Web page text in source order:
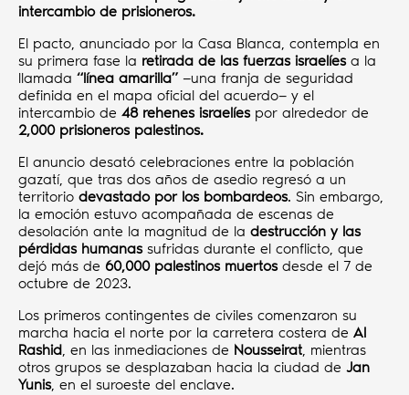
intercambio de prisioneros.
El pacto, anunciado por la Casa Blanca, contempla en
su primera fase la retirada de las fuerzas israelíes a la
llamada “línea amarilla” —una franja de seguridad
definida en el mapa oficial del acuerdo— y el
intercambio de 48 rehenes israelíespor alrededor de
2,000 prisioneros palestinos.
El anuncio desató celebraciones entre la población
gazatí, que tras dos años de asedio regresó a un
territorio devastado por los bombardeos. Sin embargo,
la emoción estuvo acompañada de escenas de
desolación ante la magnitud de la destrucción y las
pérdidas humanassufridas durante el conflicto, que
dejó más de 60,000 palestinos muertos desde el 7 de
octubre de 2023.
Los primeros contingentes de civiles comenzaron su
marcha hacia el norte por la carretera costera de Al
Rashid, en las inmediaciones de Nousseirat, mientras
otros grupos se desplazaban hacia la ciudad de Jan
Yunis, en el suroeste del enclave.